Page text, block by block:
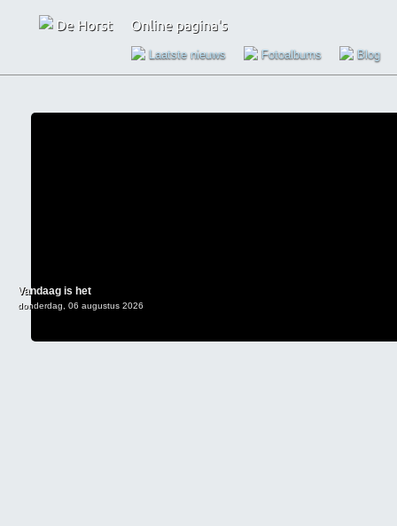
Laatste nieuws Fotoalbums Blog
Vandaag is het
donderdag, 06 augustus 2026